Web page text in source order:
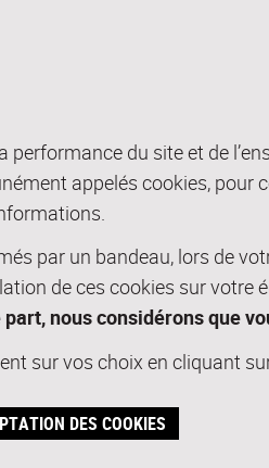
performance du site et de
appelés cookies, pour
par un bandeau, lors de
de ces cookies sur votre
nous considérons que
sur vos choix en cliquant
DES COOKIES